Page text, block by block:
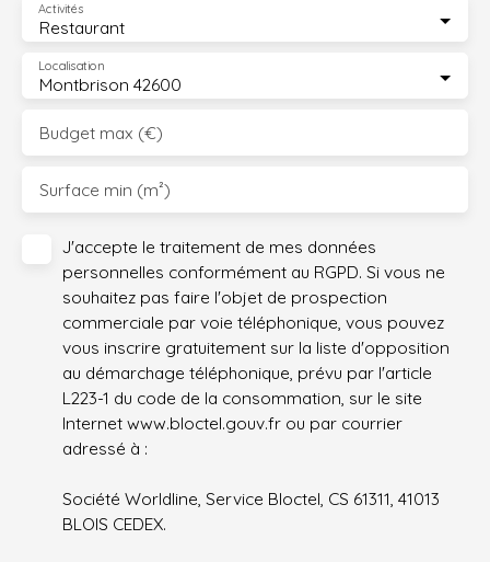
Restaurant
Activités
Montbrison 42600
Localisation
Budget max (€)
Surface min (m²)
J'accepte le traitement de mes données
personnelles conformément au RGPD. Si vous ne
souhaitez pas faire l'objet de prospection
commerciale par voie téléphonique, vous pouvez
vous inscrire gratuitement sur la liste d'opposition
au démarchage téléphonique, prévu par l'article
L223-1 du code de la consommation, sur le site
Internet www.bloctel.gouv.fr ou par courrier
adressé à :
Société Worldline, Service Bloctel, CS 61311, 41013
BLOIS CEDEX.